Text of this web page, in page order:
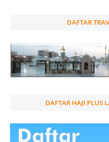
DAFTAR
DAFTAR HAJI PLUS